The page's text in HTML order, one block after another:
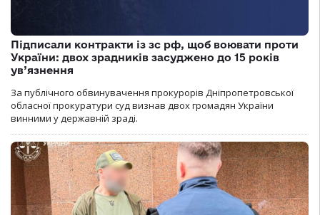
Підписали контракти із зс рф, щоб воювати проти
України: двох зрадників засуджено до 15 років
ув’язнення
За публічного обвинувачення прокурорів Дніпропетровської
обласної прокуратури суд визнав двох громадян України
винними у державній зраді.